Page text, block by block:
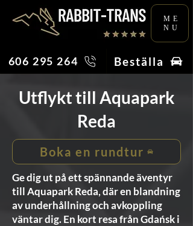
ME
NU
606 295 264 Beställa
Utflykt till Aquapark
Reda
Boka en rundtur
Ge dig ut på ett spännande äventyr
till Aquapark Reda, där en blandning
av underhållning och avkoppling
väntar dig. En kort resa från Gdańsk i